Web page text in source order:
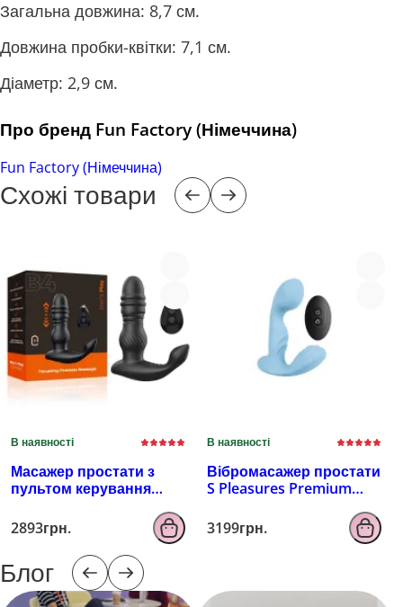
Загальна довжина: 8,7 см.
Довжина пробки-квітки: 7,1 см.
Діаметр: 2,9 см.
Про бренд Fun Factory (Німеччина)
Fun Factory (Німеччина)
Схожі товари
В наявності
Масажер простати з
пультом керування
B4
2893грн.
В наявності
Вібромасажер простати
S Pleasures Premium
рельєфом, 10 режимів
вібрації
3199грн.
Блог